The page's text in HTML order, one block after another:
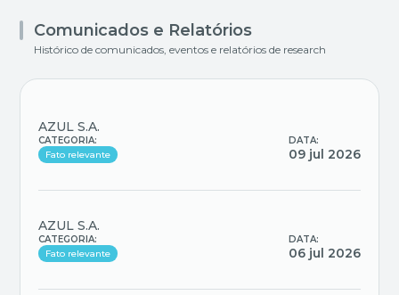
Comunicados e Relatórios
Histórico de comunicados, eventos e relatórios de research
AZUL S.A.
CATEGORIA:
Fato relevante
DATA:
09 jul 2026
AZUL S.A.
CATEGORIA:
Fato relevante
DATA:
06 jul 2026